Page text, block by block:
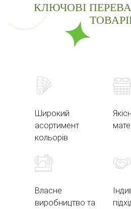
КЛЮЧОВІ
Широкий
асортимент
кольорів
Власне
виробництво та